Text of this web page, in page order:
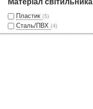
Матеріал світильника
Пластик (5)
Сталь/ПВХ (4)